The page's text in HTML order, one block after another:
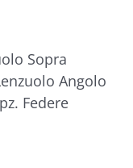
Sopra
Angolo
Federe